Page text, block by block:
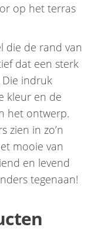
op het terras
die de rand van
dat een sterk
indruk
kleur en de
het ontwerp.
zien in zo’n
mooie van
en levend
tegenaan!